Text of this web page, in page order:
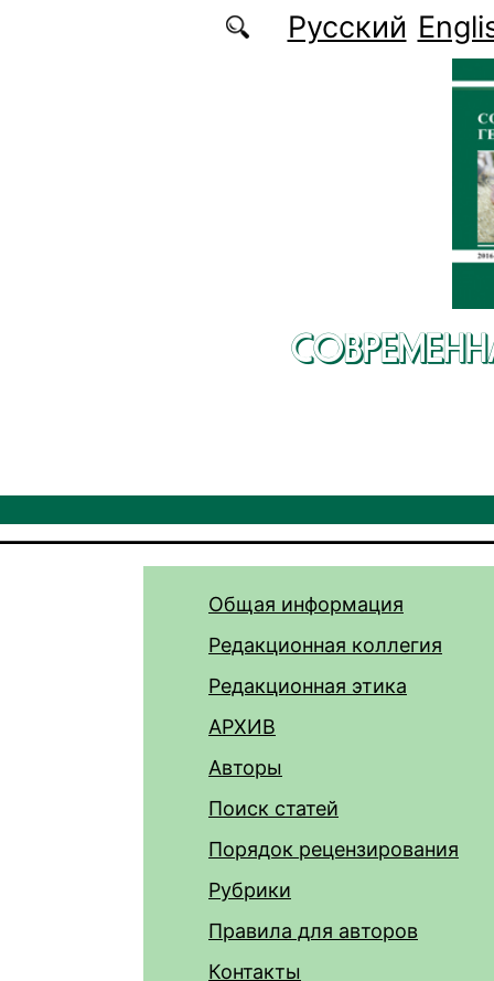
Перейти к основному содержаниюРусский
Общая информация
Редакционная коллегия
Редакционная этика
АРХИВ
Авторы
Поиск статей
Порядок рецензирования
Рубрики
Правила для авторов
Контакты